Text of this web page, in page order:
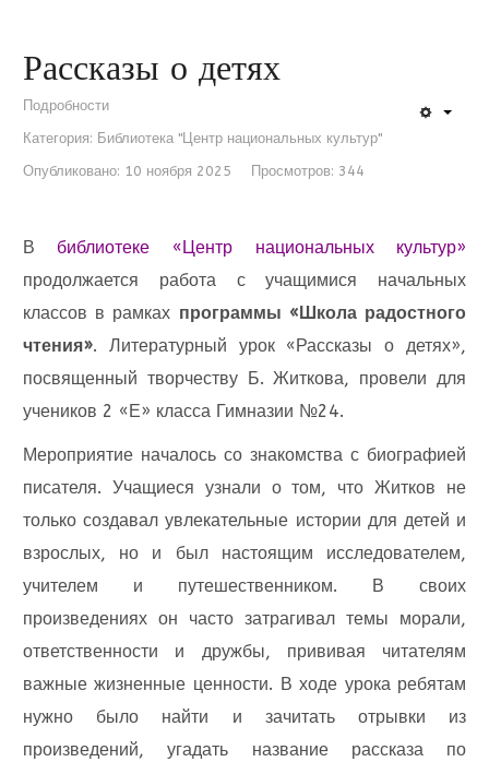
Рассказы о детях
Подробности
Категория: Библиотека "Центр национальных культур"
Опубликовано: 10 ноября 2025
Просмотров: 344
В библиотеке «Центр национальных культур»
продолжается работа с учащимися начальных
классов в рамках программы «Школа радостного
чтения». Литературный урок «Рассказы о детях»,
посвященный творчеству Б. Житкова, провели для
учеников 2 «Е» класса Гимназии №24.
Мероприятие началось со знакомства с биографией
писателя. Учащиеся узнали о том, что Житков не
только создавал увлекательные истории для детей и
взрослых, но и был настоящим исследователем,
учителем и путешественником. В своих
произведениях он часто затрагивал темы морали,
ответственности и дружбы, прививая читателям
важные жизненные ценности. В ходе урока ребятам
нужно было найти и зачитать отрывки из
произведений, угадать название рассказа по